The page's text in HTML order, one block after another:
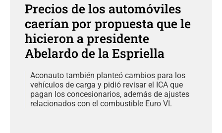
Precios de los automóviles
caerían por propuesta que le
hicieron a presidente
Abelardo de la Espriella
Aconauto también planteó cambios para los
vehículos de carga y pidió revisar el ICA que
pagan los concesionarios, además de ajustes
relacionados con el combustible Euro VI.